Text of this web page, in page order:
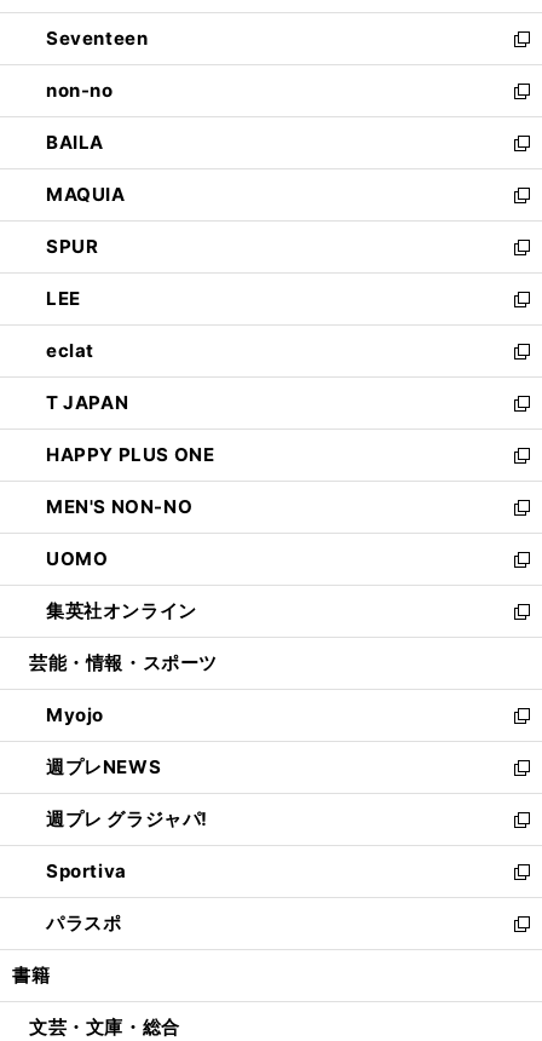
開
く
ウ
で
開
く
ン
ド
ウ
で
開
く
Seventeen
新
し
い
ウ
ィ
ン
ド
ウ
で
開
く
non-no
新
し
い
ウ
ィ
ン
ド
ウ
で
開
く
BAILA
新
し
い
ウ
ィ
ン
ド
ウ
で
開
く
MAQUIA
新
し
い
ウ
ィ
ン
ド
ウ
で
開
く
SPUR
新
し
い
ウ
ィ
ン
ド
ウ
で
開
く
LEE
新
し
い
ウ
ィ
ン
ド
ウ
で
開
く
eclat
新
し
い
ウ
ィ
ン
ド
ウ
で
開
く
T JAPAN
新
し
い
ウ
ィ
ン
ド
ウ
で
開
HAPPY PLUS ONE
新
し
い
ウ
ィ
ン
ド
ウ
開
く
MEN'S NON-NO
新
し
い
ウ
ィ
ン
ウ
で
開
く
UOMO
新
し
い
ウ
ン
ド
ウ
で
開
く
集英社オンライン
新
し
ウ
ィ
ン
ド
ウ
で
開
く
芸能・情報・スポーツ
Myojo
新
し
い
ウ
ィ
ン
ド
ウ
で
開
週プレNEWS
新
し
い
ウ
ィ
ン
ド
ウ
開
週プレ グラジャパ!
新
し
い
ウ
ィ
ン
ウ
Sportiva
新
し
い
ウ
ン
パラスポ
新
し
ウ
書籍
文芸・文庫・総合